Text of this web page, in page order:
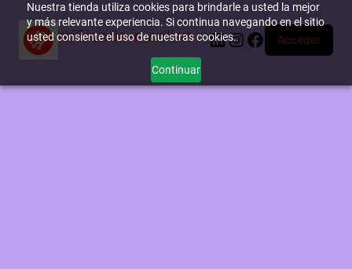
Nuestra tienda utiliza cookies para brindarle a usted la mejor
y más relevante experiencia. Si continua navegando en el sitio
usted consiente el uso de nuestras cookies.
Continuar
miTienda-e.online LinkedIn
Instagram
Facebook
Acceder